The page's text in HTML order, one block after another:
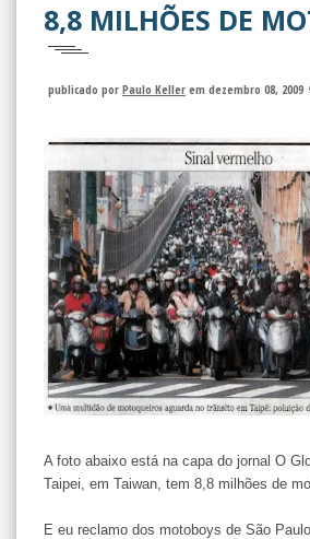
8,8 MILHÕES DE
publicado por Paulo Keller em dezembro 08, 2009
A foto abaixo está na capa do jornal O
Taipei, em Taiwan, tem 8,8 milhões de
E eu reclamo dos motoboys de São